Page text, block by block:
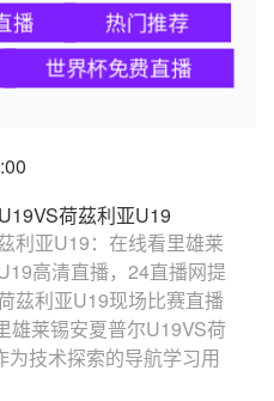
播
热门推荐
世界杯免费直播
荷茲利亚U19
利亚U19：在线看里雄莱
高清直播，24直播网提
茲利亚U19现场比赛直播
雄莱锡安夏普尔U19VS荷
技术探索的导航学习用